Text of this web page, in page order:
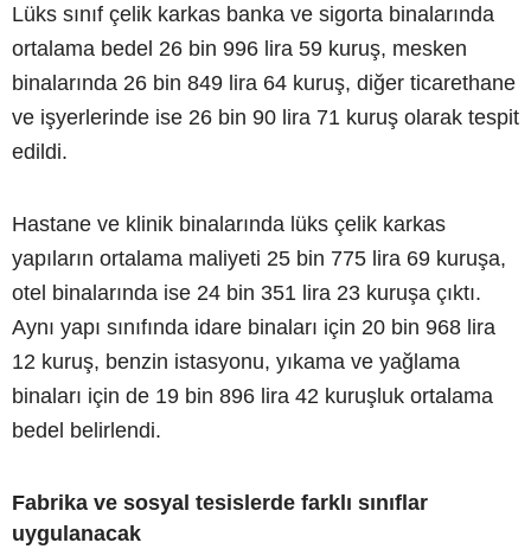
Lüks sınıf çelik karkas banka ve sigorta binalarında
ortalama bedel 26 bin 996 lira 59 kuruş, mesken
binalarında 26 bin 849 lira 64 kuruş, diğer ticarethane
ve işyerlerinde ise 26 bin 90 lira 71 kuruş olarak tespit
edildi.
Hastane ve klinik binalarında lüks çelik karkas
yapıların ortalama maliyeti 25 bin 775 lira 69 kuruşa,
otel binalarında ise 24 bin 351 lira 23 kuruşa çıktı.
Aynı yapı sınıfında idare binaları için 20 bin 968 lira
12 kuruş, benzin istasyonu, yıkama ve yağlama
binaları için de 19 bin 896 lira 42 kuruşluk ortalama
bedel belirlendi.
Fabrika ve sosyal tesislerde farklı sınıflar
uygulanacak